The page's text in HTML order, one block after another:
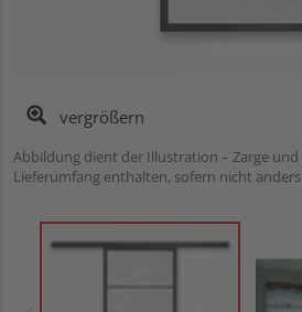
vergrößern
Abbildung dient der Illustration – Zarge und
Lieferumfang enthalten, sofern nicht